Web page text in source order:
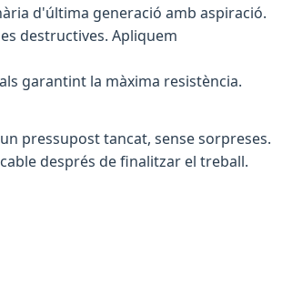
d'última generació amb aspiració.
destructives. Apliquem
garantint la màxima resistència.
pressupost tancat, sense sorpreses.
després de finalitzar el treball.